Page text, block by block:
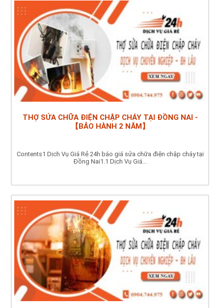
THỢ SỬA CHỮA ĐIỆN CHẬP CHÁY TẠI ĐỒNG NAI -
【BẢO HÀNH 2 NĂM】
Contents1 Dịch Vụ Giá Rẻ 24h báo giá sửa chữa điện chập cháy tại
Đồng Nai1.1 Dịch Vụ Giá...